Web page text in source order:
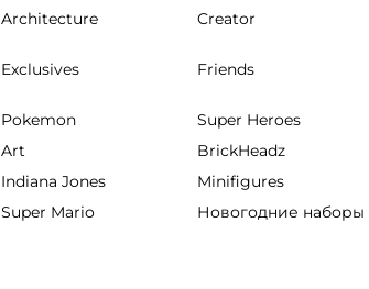
Architecture Creator
Exclusives Friends
Pokemon
Super Heroes
Art
BrickHeadz
Indiana Jones
Minifigures
Super Mario
Новогодние наборы